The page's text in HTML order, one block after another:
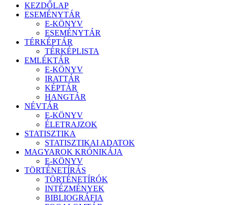
KEZDŐLAP
ESEMÉNYTÁR
E-KÖNYV
ESEMÉNYTÁR
TÉRKÉPTÁR
TÉRKÉPLISTA
EMLÉKTÁR
E-KÖNYV
IRATTÁR
KÉPTÁR
HANGTÁR
NÉVTÁR
E-KÖNYV
ÉLETRAJZOK
STATISZTIKA
STATISZTIKAI ADATOK
MAGYAROK KRÓNIKÁJA
E-KÖNYV
TÖRTÉNETÍRÁS
TÖRTÉNETÍRÓK
INTÉZMÉNYEK
BIBLIOGRÁFIA